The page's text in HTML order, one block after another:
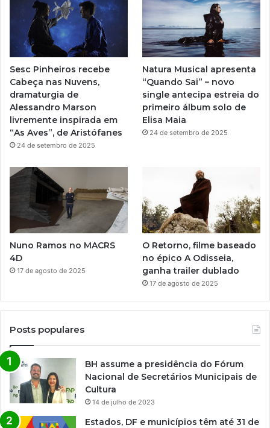
e
g
r
a
m
Sesc Pinheiros recebe
Cabeça nas Nuvens,
dramaturgia de
Alessandro Marson
livremente inspirada em
“As Aves”, de Aristófanes
24 de setembro de 2025
Natura Musical apresenta
“Quando Sai” – novo
single antecipa estreia do
primeiro álbum solo de
Elisa Maia
24 de setembro de 2025
Nuno Ramos no MACRS
4D
17 de agosto de 2025
O Retorno, filme baseado
no épico A Odisseia,
ganha trailer dublado
17 de agosto de 2025
Posts populares
BH assume a presidência do Fórum
Nacional de Secretários Municipais de
Cultura
14 de julho de 2023
Estados, DF e municípios têm até 31 de